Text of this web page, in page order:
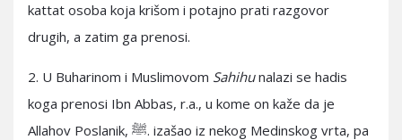
kattat osoba koja krišom i potajno prati razgovor
drugih, a zatim ga prenosi.
2. U Buharinom i Muslimovom Sahihunalazi se hadis
koga prenosi Ibn Abbas, r.a., u kome on kaže da je
Allahov Poslanik, ﷺ. izašao iz nekog Medinskog vrta, pa